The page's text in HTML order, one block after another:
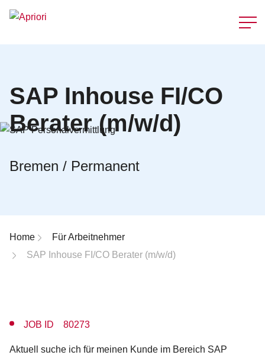
SAP Inhouse FI/CO
Berater (m/w/d)
Bremen / Permanent
Breadcrumb-Navigation
Home
Für Arbeitnehmer
SAP Inhouse FI/CO Berater (m/w/d)
JOB ID 80273
Aktuell suche ich für meinen Kunde im Bereich SAP